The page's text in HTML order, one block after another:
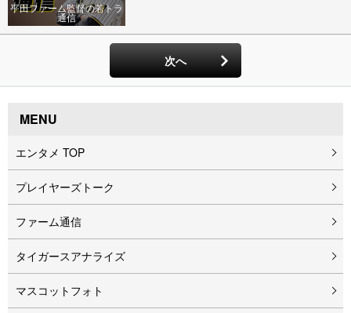
平田ファーム監督の若トラ
通信
次へ
MENU
エンタメ TOP
プレイヤーズトーク
ファーム通信
タイガースアナライズ
マスコットフォト